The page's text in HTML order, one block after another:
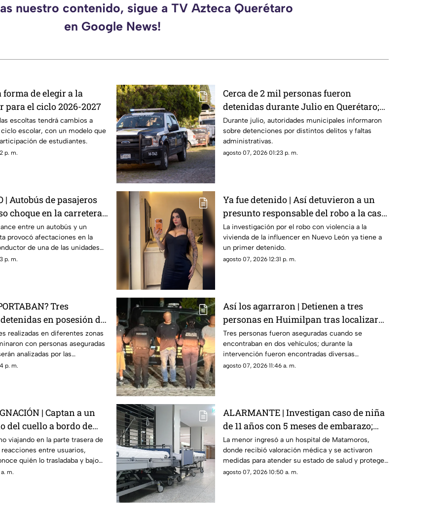
nuestro contenido, sigue a TV Azteca Querétaro
en Google News!
forma de elegir a la
para el ciclo 2026-2027
escoltas tendrá cambios a
escolar, con un modelo que
de estudiantes.
p. m.
Cerca de 2 mil personas fueron
detenidas durante Julio en Querétaro;
estos fueron los principales motivos
Durante julio, autoridades municipales informaron
sobre detenciones por distintos delitos y faltas
administrativas.
agosto 07, 2026 01:23 p. m.
| Autobús de pasajeros
choque en la carretera
entre un autobús y un
provocó afectaciones en la
de una de las unidades
p. m.
Ya fue detenido | Así detuvieron a un
presunto responsable del robo a la casa
de Karely Ruiz
La investigación por el robo con violencia a la
vivienda de la influencer en Nuevo León ya tiene a
un primer detenido.
agosto 07, 2026 12:31 p. m.
Tres
en posesión de
en El Marqués
realizadas en diferentes zonas
con personas aseguradas
analizadas por las
p. m.
Así los agarraron | Detienen a tres
personas en Huimilpan tras localizar
presuntas sustancias ilegales
Tres personas fueron aseguradas cuando se
encontraban en dos vehículos; durante la
intervención fueron encontradas diversas
sustancias.
agosto 07, 2026 11:46 a. m.
| Captan a un
del cuello a bordo de
viajando en la parte trasera de
entre usuarios,
quién lo trasladaba y bajo
m.
ALARMANTE | Investigan caso de niña
de 11 años con 5 meses de embarazo;
aquí ocurrió
La menor ingresó a un hospital de Matamoros,
donde recibió valoración médica y se activaron
medidas para atender su estado de salud y proteger
sus derechos.
agosto 07, 2026 10:50 a. m.